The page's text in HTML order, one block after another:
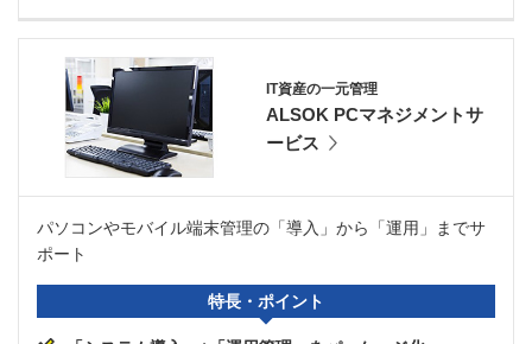
IT資産の一元管理
ALSOK PCマネジメントサ
ービス
パソコンやモバイル端末管理の「導入」から「運用」までサ
ポート
特長・ポイント